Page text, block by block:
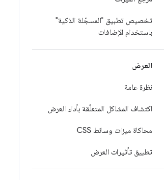
تخصيص تطبيق "المسجّلة الذكية"
باستخدام الإضافات
العرض
نظرة عامة
اكتشاف المشاكل المتعلّقة بأداء العرض
محاكاة ميزات وسائط CSS
تطبيق تأثيرات العرض